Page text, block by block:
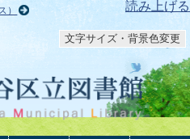
読み上げる
）
文字サイズ・背景色変更